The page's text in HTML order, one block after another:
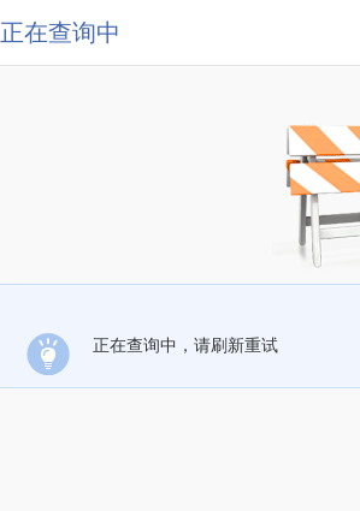
正在查询中
正在查询中，请刷新重试